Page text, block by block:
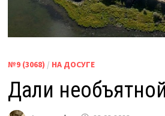
№9 (3068) / НА ДОСУГЕ
Дали